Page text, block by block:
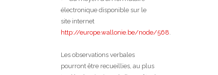
électronique disponible sur le
site internet
http://europe.wallonie.be/node/568
Les observations verbales
pourront être recueillies, au plus